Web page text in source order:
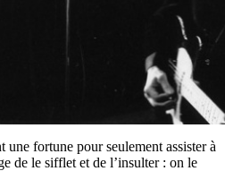
une fortune pour seulement assister à
de le sifflet et de l’insulter : on le